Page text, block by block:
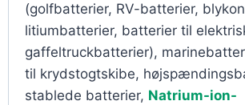
(golfbatterier, RV-batterier,
litiumbatterier, batterier til
gaffeltruckbatterier),
til krydstogtskibe,
stablede batterier, Natrium-ion-